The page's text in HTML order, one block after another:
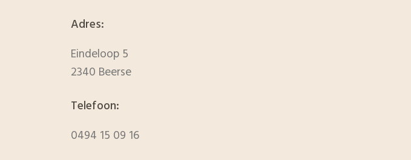
Adres:
Eindeloop 5
2340 Beerse
Telefoon:
0494 15 09 16